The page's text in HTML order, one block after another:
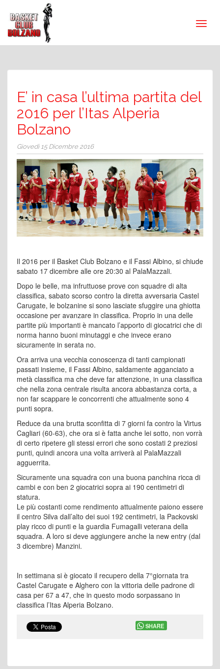
E’ in casa l’ultima partita del
2016 per l’Itas Alperia
Bolzano
Giovedì 15 Dicembre 2016
Il 2016 per il Basket Club Bolzano e il Fassi Albino, si chiude
sabato 17 dicembre alle ore 20:30 al PalaMazzali.
Dopo le belle, ma infruttuose prove con squadre di alta
classifica, sabato scorso contro la diretta avversaria Castel
Carugate, le bolzanine si sono lasciate sfuggire una ghiotta
occasione per avanzare in classifica. Proprio in una delle
partite più importanti è mancato l’apporto di giocatrici che di
norma hanno buoni minutaggi e che invece erano
sicuramente in serata no.
Ora arriva una vecchia conoscenza di tanti campionati
passati insieme, il Fassi Albino, saldamente agganciato a
metà classifica ma che deve far attenzione, in una classifica
che nella zona centrale risulta ancora abbastanza corta, a
non far scappare le concorrenti che attualmente sono 4
punti sopra.
Reduce da una brutta sconfitta di 7 giorni fa contro la Virtus
Cagliari (60-63), che ora si è fatta anche lei sotto, non vorrà
di certo ripetere gli stessi errori che sono costati 2 preziosi
punti, quindi ancora una volta arriverà al PalaMazzali
agguerrita.
Sicuramente una squadra con una buona panchina ricca di
cambi e con ben 2 giocatrici sopra ai 190 centimetri di
statura.
Le più costanti come rendimento attualmente paiono essere
il centro Silva dall’alto dei suoi 192 centimetri, la Packovski
play ricco di punti e la guardia Fumagalli veterana della
squadra. A loro si deve aggiungere anche la new entry (dal
3 dicembre) Manzini.
In settimana si è giocato il recupero della 7°giornata tra
Castel Carugate e Alghero con la vittoria delle padrone di
casa per 67 a 47, che in questo modo sorpassano in
classifica l’Itas Alperia Bolzano.
SHARE